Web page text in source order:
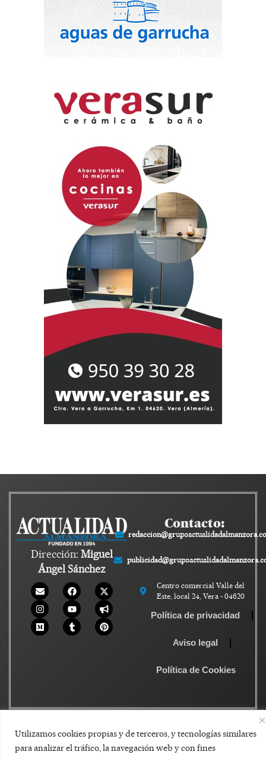
Utilizamos cookies propias y de terceros, y tecnologías similares
para analizar el tráfico, la navegación web y con fines
Dirección: Miguel
Ángel Sánchez
Contacto:
Centro comercial Valle del
Este, local 24, Vera - 04620
Política de privacidad
Aviso legal
Política de Cookies